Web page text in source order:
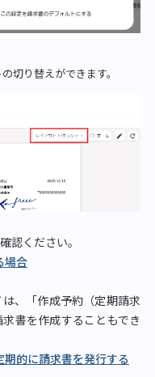
切り替えができます。
認ください。
場合
、「作成予約（定期請求
書を作成することもでき
的に請求書を発行する